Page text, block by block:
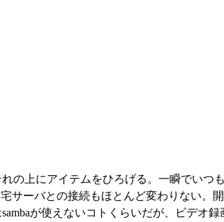
の上にアイテムをひろげる。一瞬でいつ
サーバとの接続もほとんど変わりない。
が使えないコトくらいだが、ビデオ